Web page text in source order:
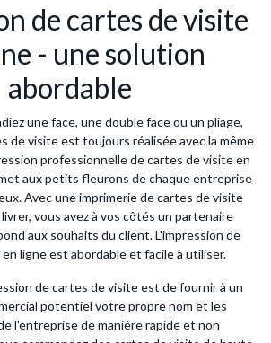
de cartes de visite
- une solution
abordable
une face, une double face ou un pliage,
de visite est toujours réalisée avec la même
professionnelle de cartes de visite en
aux petits fleurons de chaque entreprise
Avec une imprimerie de cartes de visite
vous avez à vos côtés un partenaire
aux souhaits du client. L'impression de
ligne est abordable et facile à utiliser.
de cartes de visite est de fournir à un
potentiel votre propre nom et les
l'entreprise de manière rapide et non